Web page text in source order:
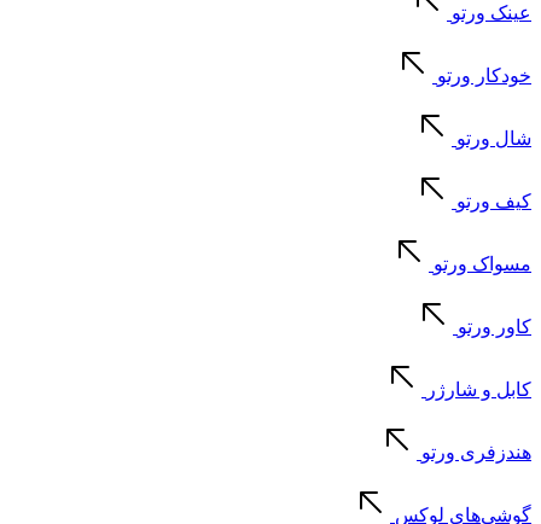
عینک ورتو
خودکار ورتو
شال ورتو
کیف ورتو
مسواک ورتو
کاور ورتو
کابل و شارژر
هندزفری ورتو
گوشی‌های لوکس